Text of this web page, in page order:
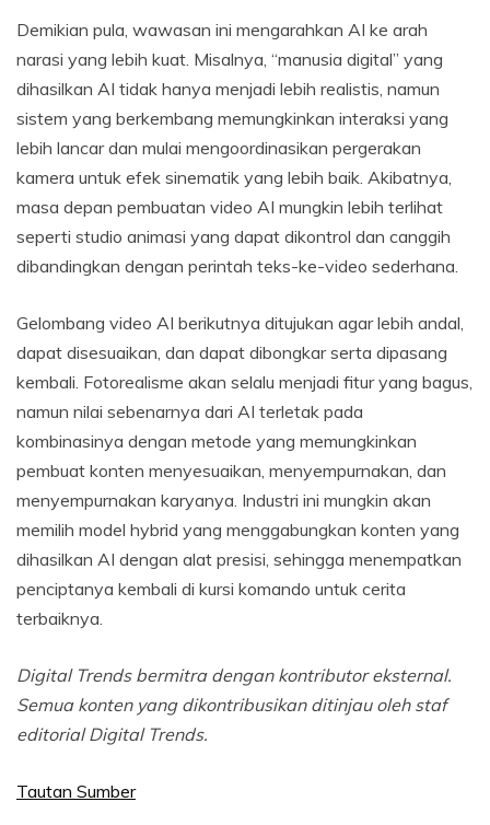
Demikian pula, wawasan ini mengarahkan AI ke arah
narasi yang lebih kuat. Misalnya, “manusia digital” yang
dihasilkan AI tidak hanya menjadi lebih realistis, namun
sistem yang berkembang memungkinkan interaksi yang
lebih lancar dan mulai mengoordinasikan pergerakan
kamera untuk efek sinematik yang lebih baik. Akibatnya,
masa depan pembuatan video AI mungkin lebih terlihat
seperti studio animasi yang dapat dikontrol dan canggih
dibandingkan dengan perintah teks-ke-video sederhana.
Gelombang video AI berikutnya ditujukan agar lebih andal,
dapat disesuaikan, dan dapat dibongkar serta dipasang
kembali. Fotorealisme akan selalu menjadi fitur yang bagus,
namun nilai sebenarnya dari AI terletak pada
kombinasinya dengan metode yang memungkinkan
pembuat konten menyesuaikan, menyempurnakan, dan
menyempurnakan karyanya. Industri ini mungkin akan
memilih model hybrid yang menggabungkan konten yang
dihasilkan AI dengan alat presisi, sehingga menempatkan
penciptanya kembali di kursi komando untuk cerita
terbaiknya.
Digital Trends bermitra dengan kontributor eksternal.
Semua konten yang dikontribusikan ditinjau oleh staf
editorial Digital Trends.
Tautan Sumber